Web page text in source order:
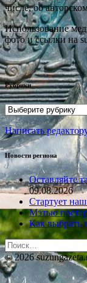
числе, об
Использование
фото и ссылки на
Рубрики
Рубрики
Написать
Новости региона
Оставляйте
09.08.2026
Стартует
Мэтью
Как выбрать
Найти:
© 2026